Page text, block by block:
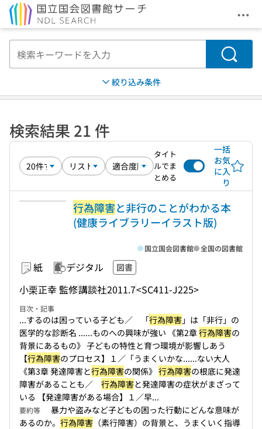
メ
検索
絞り込み条件
検索結果 21 件
タイト
ルでま
とめる
一括
お気
に入
り
行為障害と非行のことがわかる本
(健康ライブラリーイラスト版)
紙 デジタル 図書
小栗正幸 監修講談社2011.7<SC411-J225>
国立国会図書館 全国の図書館
目次・記事
...するのは困っている子ども／ 「行為障害」は「非行」の
医学的な診断名 ......ものへの興味が強い 《第2章行為障害の
背景にあるもの》 子どもの特性と育つ環境が影響しあう
【行為障害のプロセス】１／「うまくいかな......ない大人
《第3章 発達障害と行為障害の関係》 行為障害の根底に発達
障害があることも／ 行為障害と発達障害の症状がまざって
いる 【発達障害がある場合】１／早...
要約等
暴力や盗みなど子どもの困った行動にどんな意味が
あるのか。 行為障害 （素行障害）の背景と、うまくいく指導